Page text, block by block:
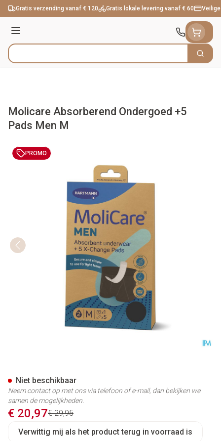
Ga naar de inhoud
Gratis verzending vanaf € 120 Gratis lokale levering vanaf € 60
Menu
Product, merk, categorie... Zoek
Molicare Absorberend Ondergoed +5
Pads Men M
PROMO
Adviesprijs
€ 29,95
Promotie prijs
€ 20,97
Verwittig mij als het product terug in voorraad is
Niet beschikbaar
Neem contact op met ons via telefoon of e-mail, dan bekijken we
samen de mogelijkheden.